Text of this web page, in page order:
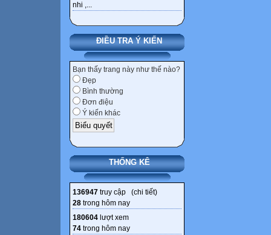
nhi ,...
ĐIỀU TRA Ý KIẾN
Bạn thấy trang này như thế nào?
Đẹp
Bình thường
Đơn điệu
Ý kiến khác
THỐNG KÊ
136947 truy cập (chi tiết)
28 trong hôm nay
180604 lượt xem
74 trong hôm nay